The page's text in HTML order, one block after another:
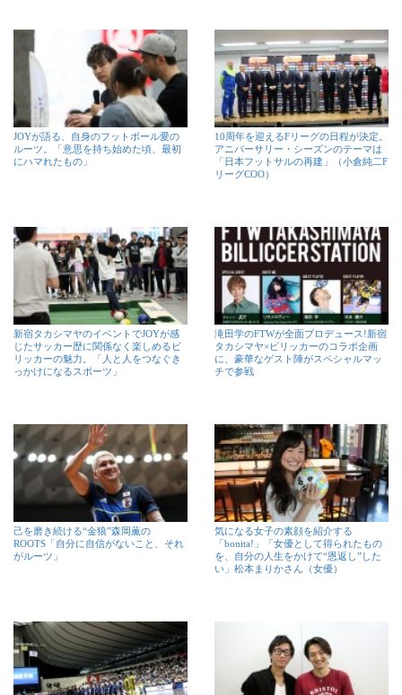
JOYが語る、自身のフットボール愛の
ルーツ。「意思を持ち始めた頃、最初
にハマれたもの」
10周年を迎えるFリーグの日程が決定。
アニバーサリー・シーズンのテーマは
「日本フットサルの再建」（小倉純二F
リーグCOO）
新宿タカシマヤのイベントでJOYが感
じたサッカー歴に関係なく楽しめるビ
リッカーの魅力。「人と人をつなぐき
っかけになるスポーツ」
滝田学のFTWが全面プロデュース!新宿
タカシマヤ×ビリッカーのコラボ企画
に、豪華なゲスト陣がスペシャルマッ
チで参戦
己を磨き続ける“金狼”森岡薫の
ROOTS「自分に自信がないこと、それ
がルーツ」
気になる女子の素顔を紹介する
「bonita!」「女優として得られたもの
を、自分の人生をかけて“恩返し”した
い」松本まりかさん（女優）